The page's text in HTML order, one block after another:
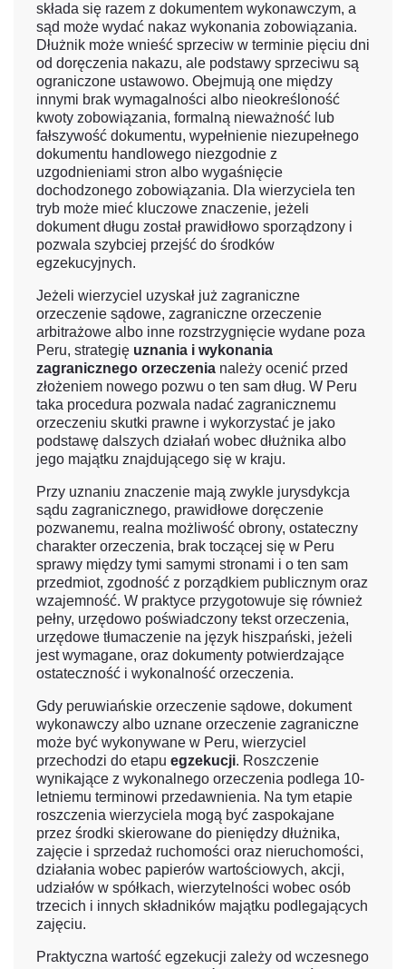
składa się razem z dokumentem wykonawczym, a
sąd może wydać nakaz wykonania zobowiązania.
Dłużnik może wnieść sprzeciw w terminie pięciu dni
od doręczenia nakazu, ale podstawy sprzeciwu są
ograniczone ustawowo. Obejmują one między
innymi brak wymagalności albo nieokreśloność
kwoty zobowiązania, formalną nieważność lub
fałszywość dokumentu, wypełnienie niezupełnego
dokumentu handlowego niezgodnie z
uzgodnieniami stron albo wygaśnięcie
dochodzonego zobowiązania. Dla wierzyciela ten
tryb może mieć kluczowe znaczenie, jeżeli
dokument długu został prawidłowo sporządzony i
pozwala szybciej przejść do środków
egzekucyjnych.
Jeżeli wierzyciel uzyskał już zagraniczne
orzeczenie sądowe, zagraniczne orzeczenie
arbitrażowe albo inne rozstrzygnięcie wydane poza
Peru, strategię uznania i wykonania
zagranicznego orzeczenia należy ocenić przed
złożeniem nowego pozwu o ten sam dług. W Peru
taka procedura pozwala nadać zagranicznemu
orzeczeniu skutki prawne i wykorzystać je jako
podstawę dalszych działań wobec dłużnika albo
jego majątku znajdującego się w kraju.
Przy uznaniu znaczenie mają zwykle jurysdykcja
sądu zagranicznego, prawidłowe doręczenie
pozwanemu, realna możliwość obrony, ostateczny
charakter orzeczenia, brak toczącej się w Peru
sprawy między tymi samymi stronami i o ten sam
przedmiot, zgodność z porządkiem publicznym oraz
wzajemność. W praktyce przygotowuje się również
pełny, urzędowo poświadczony tekst orzeczenia,
urzędowe tłumaczenie na język hiszpański, jeżeli
jest wymagane, oraz dokumenty potwierdzające
ostateczność i wykonalność orzeczenia.
Gdy peruwiańskie orzeczenie sądowe, dokument
wykonawczy albo uznane orzeczenie zagraniczne
może być wykonywane w Peru, wierzyciel
przechodzi do etapu egzekucji. Roszczenie
wynikające z wykonalnego orzeczenia podlega 10-
letniemu terminowi przedawnienia. Na tym etapie
roszczenia wierzyciela mogą być zaspokajane
przez środki skierowane do pieniędzy dłużnika,
zajęcie i sprzedaż ruchomości oraz nieruchomości,
działania wobec papierów wartościowych, akcji,
udziałów w spółkach, wierzytelności wobec osób
trzecich i innych składników majątku podlegających
zajęciu.
Praktyczna wartość egzekucji zależy od wczesnego